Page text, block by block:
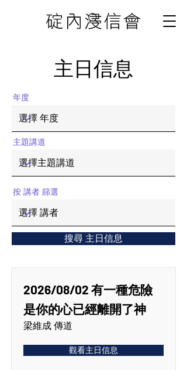
主日信息
年度
主題講道
按 講者 篩選
搜尋 主日信息
2026/08/02 有一種危險
是你的心已經離開了神
梁維成 傳道
觀看主日信息